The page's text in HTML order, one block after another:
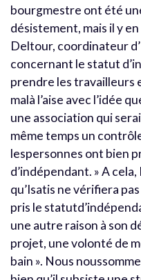
bourgmestre ont été
désistement, mais il y
Deltour, coordinateur
concernant le statut
prendre les travailleurs
malà l’aise avec l’idée
une association qui
même temps un
lespersonnes ont bien
d’indépendant. » A
qu’Isatis ne vérifiera
pris le
une autre raison à son
projet, une volonté de
bain ». Nous